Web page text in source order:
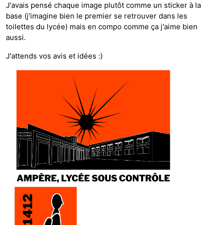
J'avais pensé chaque image plutôt comme un sticker à la
base (j'imagine bien le premier se retrouver dans les
toilettes du lycée) mais en compo comme ça j'aime bien
aussi.
J'attends vos avis et idées :)